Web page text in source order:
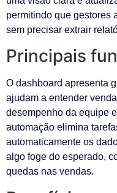
permitindo que gestores
sem precisar extrair
Principais
O dashboard apresenta
ajudam a entender
desempenho da equipe
automação elimina
automaticamente os
algo foge do esperado,
quedas nas vendas.